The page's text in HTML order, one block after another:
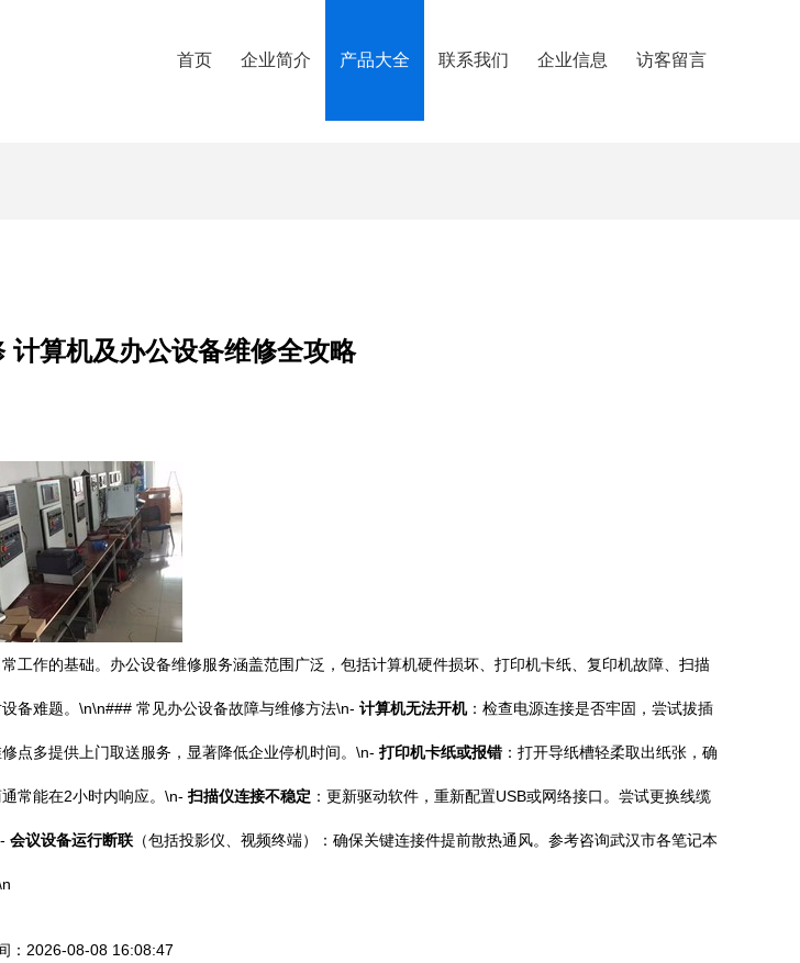
首页 企业简介 产品大全 联系我们 企业信息 访客留言
计算机及办公设备维修全攻略
工作的基础。办公设备维修服务涵盖范围广泛，包括计算机硬件损坏、打印机卡纸、复印机故障、扫描
备难题。\n\n### 常见办公设备故障与维修方法\n- 计算机无法开机：检查电源连接是否牢固，尝试拔插
点多提供上门取送服务，显著降低企业停机时间。\n- 打印机卡纸或报错 ：打开导纸槽轻柔取出纸张，确
常能在2小时内响应。\n- 扫描仪连接不稳定 ：更新驱动软件，重新配置USB或网络接口。尝试更换线缆
会议设备运行断联 （包括投影仪、视频终端）：确保关键连接件提前散热通风。参考咨询武汉市各笔记本
：2026-08-08 16:08:47